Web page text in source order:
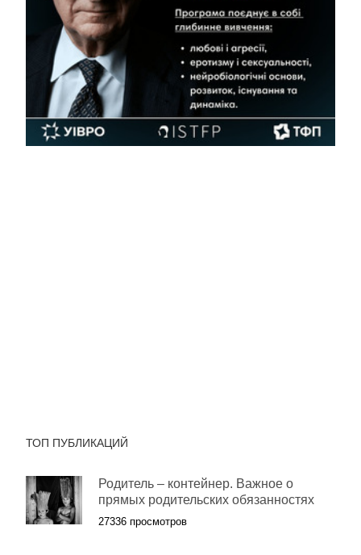
ТОП ПУБЛИКАЦИЙ
Родитель – контейнер. Важное о
прямых родительских обязанностях
27336 просмотров